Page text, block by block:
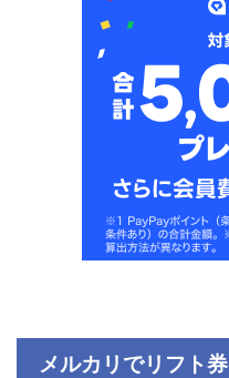
メルカリでリフト券